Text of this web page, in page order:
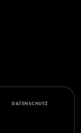
DATENSCHUTZ